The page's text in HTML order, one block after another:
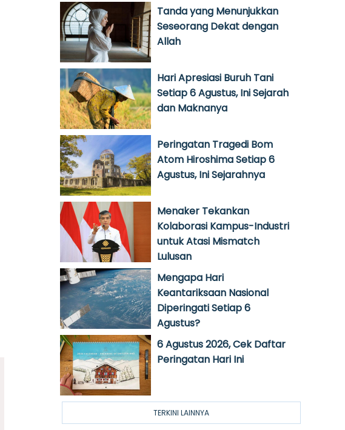
Tanda yang Menunjukkan
Seseorang Dekat dengan
Allah
Hari Apresiasi Buruh Tani
Setiap 6 Agustus, Ini Sejarah
dan Maknanya
Peringatan Tragedi Bom
Atom Hiroshima Setiap 6
Agustus, Ini Sejarahnya
Menaker Tekankan
Kolaborasi Kampus-Industri
untuk Atasi Mismatch
Lulusan
Mengapa Hari
Keantariksaan Nasional
Diperingati Setiap 6
Agustus?
6 Agustus 2026, Cek Daftar
Peringatan Hari Ini
TERKINI LAINNYA